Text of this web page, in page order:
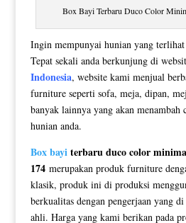
Box Bayi Terbaru Duco Color
Ingin mempunyai hunian yang terlihat
Tepat sekali anda berkunjung di
Indonesia, website kami menjual
furniture seperti sofa, meja, dipan,
banyak lainnya yang akan menambah
hunian anda.
Box bayiterbaru duco color
174merupakan produk furniture
klasik, produk ini di produksi
berkualitas dengan pengerjaan yang
ahli. Harga yang kami berikan pada